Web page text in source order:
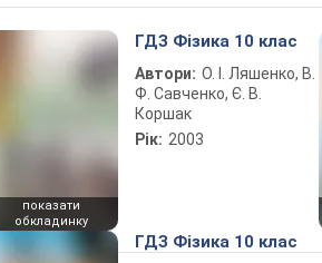
показати
обкладинку
ГДЗ Фізика 10 клас
Автори: О. І. Ляшенко, В.
Ф. Савченко, Є. В.
Коршак
Рік: 2003
ГДЗ Фізика 10 клас